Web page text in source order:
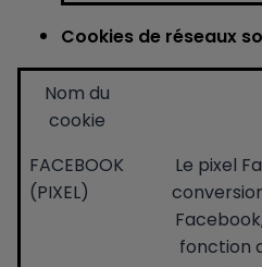
Cookies de réseaux
Nom du
cookie
FACEBOOK
(PIXEL)
Le pixel
fonction